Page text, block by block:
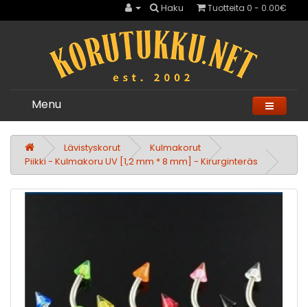
Haku Tuotteita 0 - 0.00€
Menu
Lävistyskorut
Kulmakorut
Piikki - Kulmakoru UV [1,2 mm * 8 mm] - Kirurginteräs